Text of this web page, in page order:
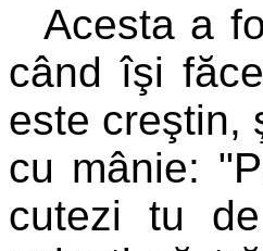
Acesta a
când îşi
este creştin,
cu mânie:
cutezi tu